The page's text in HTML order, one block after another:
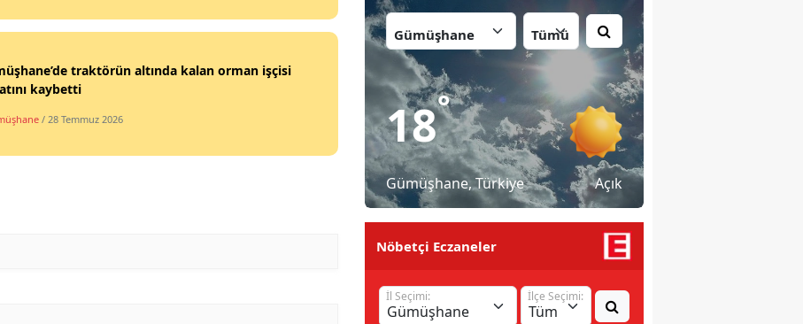
Nevşehir
traktörün altında kalan orman işçisi
kaybetti
/ 28 Temmuz 2026 18°
Gümüşhane, Türkiye Açık
Nöbetçi Eczaneler
İl Seçimi: İlçe Seçimi: